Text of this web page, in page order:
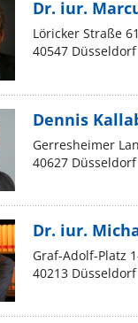
Dr. iur.
Löricker Straße 61
40547 Düsseldorf
Dennis
Gerresheimer
40627 Düsseldorf
Dr. iur.
Graf-Adolf-Platz
40213 Düsseldorf